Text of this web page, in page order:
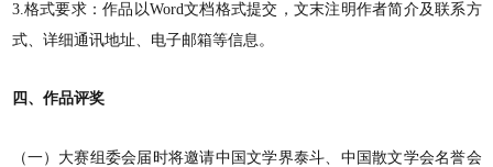
3.格式要求：作品以Word文档格式提交，文末注明作者简介及联系方
式、详细通讯地址、电子邮箱等信息。
四、作品评奖
（一）大赛组委会届时将邀请中国文学界泰斗、中国散文学会名誉会